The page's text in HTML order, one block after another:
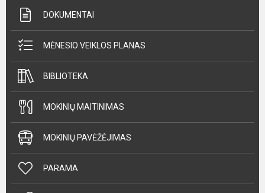
DOKUMENTAI
MĖNESIO VEIKLOS PLANAS
BIBLIOTEKA
MOKINIŲ MAITINIMAS
MOKINIŲ PAVĖŽĖJIMAS
PARAMA